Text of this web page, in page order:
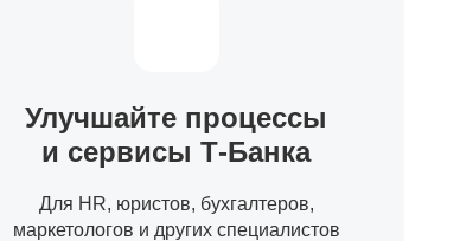
Улучшайте процессы
и сервисыТ-Банка
Для HR, юристов, бухгалтеров,
маркетологов и других специалистов